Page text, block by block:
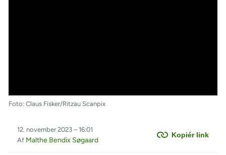
Foto: Claus Fisker/Ritzau Scanpix
Kopiér link
12. november 2023 – 16:01
Af Malthe Bendix Søgaard